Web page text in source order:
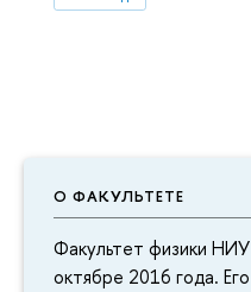
О ФАКУЛЬТЕТЕ
Факультет физики
октябре 2016 года.